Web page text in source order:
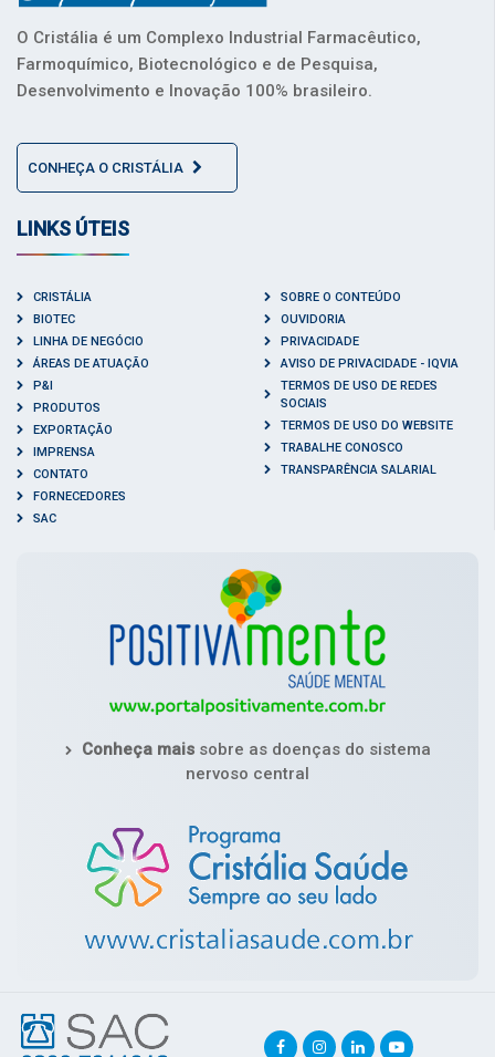
O Cristália é um Complexo Industrial Farmacêutico,
Farmoquímico, Biotecnológico e de Pesquisa,
Desenvolvimento e Inovação 100% brasileiro.
CONHEÇA O CRISTÁLIA
LINKS ÚTEIS
CRISTÁLIA
BIOTEC
LINHA DE NEGÓCIO
ÁREAS DE ATUAÇÃO
P&I
PRODUTOS
EXPORTAÇÃO
IMPRENSA
CONTATO
FORNECEDORES
SAC
SOBRE O CONTEÚDO
OUVIDORIA
PRIVACIDADE
AVISO DE PRIVACIDADE - IQVIA
TERMOS DE USO DE REDES
SOCIAIS
TERMOS DE USO DO WEBSITE
TRABALHE CONOSCO
TRANSPARÊNCIA SALARIAL
Conheça maissobre as doenças do sistema
nervoso central